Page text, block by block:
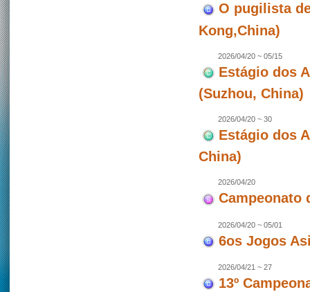
O pugilista
Kong,China)
2026/04/20 ~ 05/15
Estágio dos
(Suzhou, China)
2026/04/20 ~ 30
Estágio dos
China)
2026/04/20
Campeonato
2026/04/20 ~ 05/01
6os Jogos
2026/04/21 ~ 27
13º